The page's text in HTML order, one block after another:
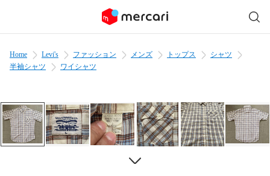
Home Levi's ファッション メンズ トップス
シャツ
半袖シャツ
ワイシャツ